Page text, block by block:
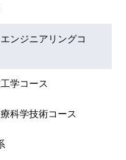
ンジニアリングコ
学コース
科学技術コース